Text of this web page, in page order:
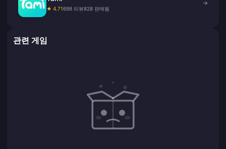
★ 4.71698 리뷰828 판매됨
→
관련 게임